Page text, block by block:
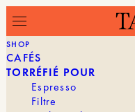
SHOP
CAFÉS
TORRÉFIÉ POUR
Espresso
Filtre
LE GUIDE
DÉCAFÉINÉ :